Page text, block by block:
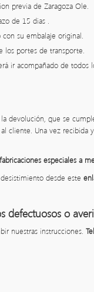
previa de Zaragoza Ole.
de 15 dias .
su embalaje original.
los portes de transporte.
ir acompañado de todos
devolución, que se
cliente. Una vez
especiales a
desde este
defectuosos o
nuestras instrucciones.